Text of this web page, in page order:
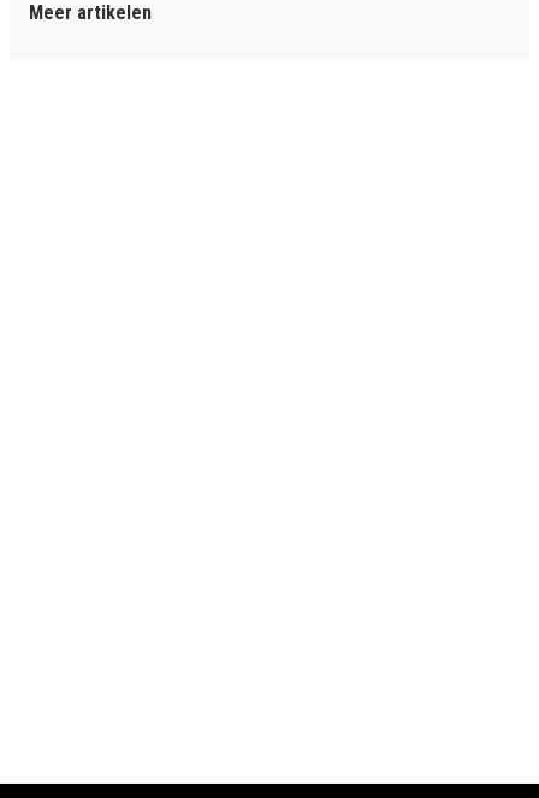
Meer artikelen